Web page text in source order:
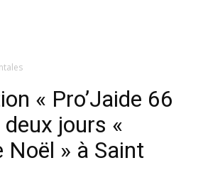
« Pro’Jaide 66
jours «
Noël » à Saint